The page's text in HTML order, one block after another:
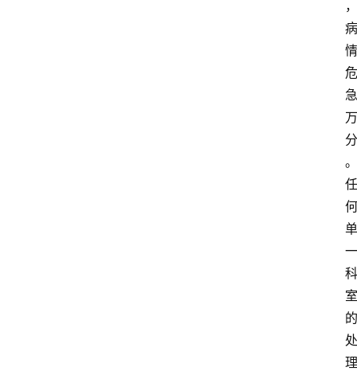
，
病
情
危
急
万
分
。
任
何
单
一
科
室
的
处
理